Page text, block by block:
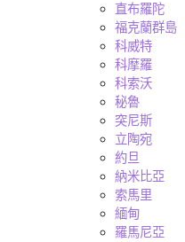
直布羅陀
福克蘭群島
科威特
科摩羅
科索沃
秘魯
突尼斯
立陶宛
約旦
納米比亞
索馬里
緬甸
羅馬尼亞